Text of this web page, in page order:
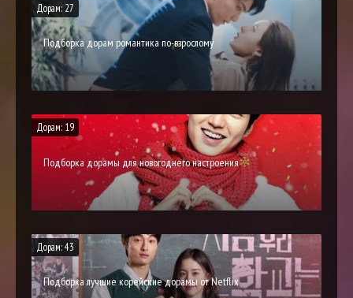
Дорам: 27
Подборка дорам романтика по-взрослому
Дорам: 19
Подборка дорамы для новогоднего настроения
Дорам: 43
Подборка лучшие корейские дорамы от Netflix